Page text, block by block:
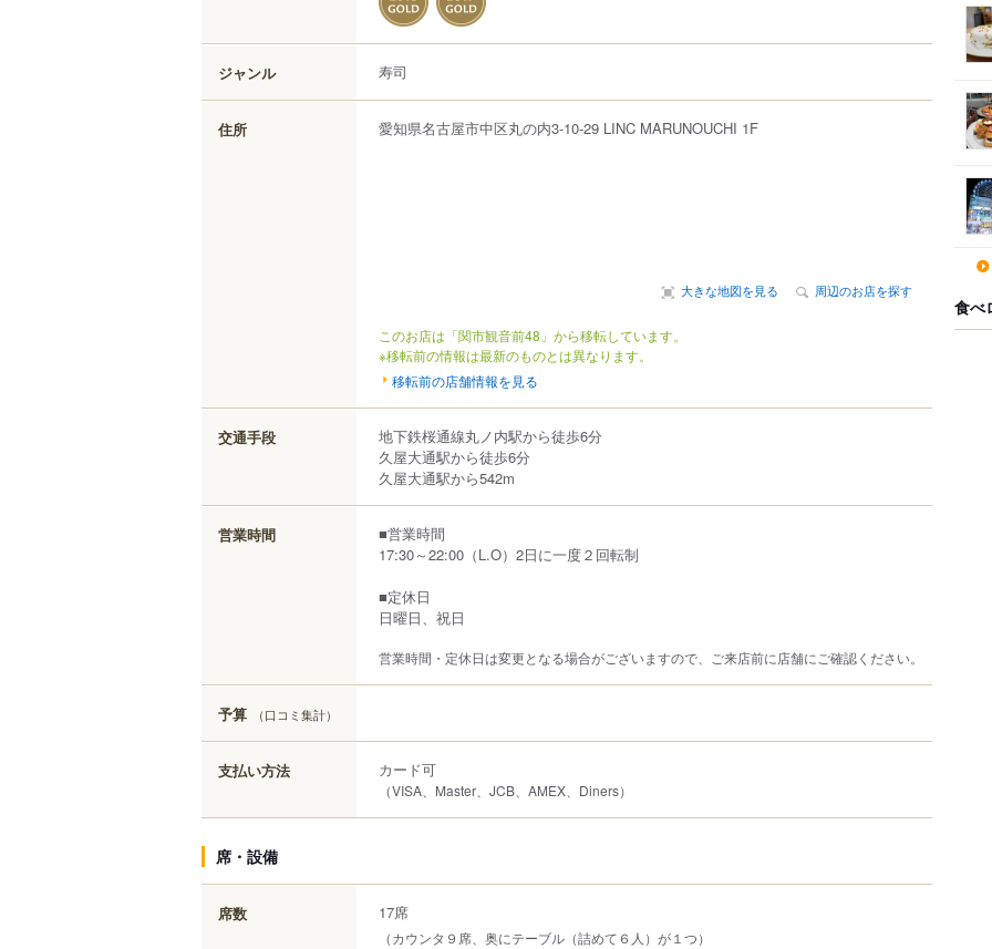
ジャンル 寿司
住所 愛知県名古屋市中区丸の内3-10-29 LINC MARUNOUCHI 1F
大きな地図を見る 周辺のお店を探す
このお店は「関市観音前48」から移転しています。
※移転前の情報は最新のものとは異なります。
移転前の店舗情報を見る
交通手段
地下鉄桜通線丸ノ内駅から徒歩6分
久屋大通駅から徒歩6分
久屋大通駅から542m
営業時間
■営業時間
17:30～22:00（L.O）2日に一度２回転制
■定休日
日曜日、祝日
営業時間・定休日は変更となる場合がございますので、ご来店前に店舗にご確認ください。
予算 （口コミ集計）
支払い方法 カード可
（VISA、Master、JCB、AMEX、Diners）
席・設備
席数 17席
（カウンタ９席、奥にテーブル（詰めて６人）が１つ）
食べ